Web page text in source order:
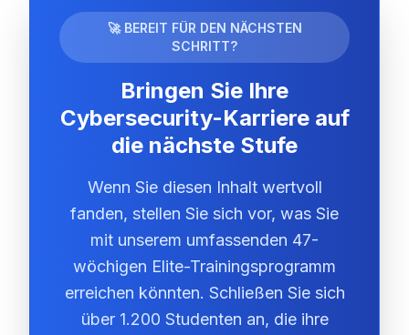
🚀 BEREIT FÜR DEN NÄCHSTEN
SCHRITT?
Bringen Sie Ihre
Cybersecurity-Karriere auf
die nächste Stufe
Wenn Sie diesen Inhalt wertvoll
fanden, stellen Sie sich vor, was Sie
mit unserem umfassenden 47-
wöchigen Elite-Trainingsprogramm
erreichen könnten. Schließen Sie sich
über 1.200 Studenten an, die ihre